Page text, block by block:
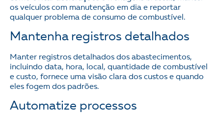
os veículos com manutenção em dia e reportar
qualquer problema de consumo de combustível.
Mantenha registros detalhados
Manter registros detalhados dos abastecimentos,
incluindo data, hora, local, quantidade de combustível
e custo, fornece uma visão clara dos custos e quando
eles fogem dos padrões.
Automatize processos